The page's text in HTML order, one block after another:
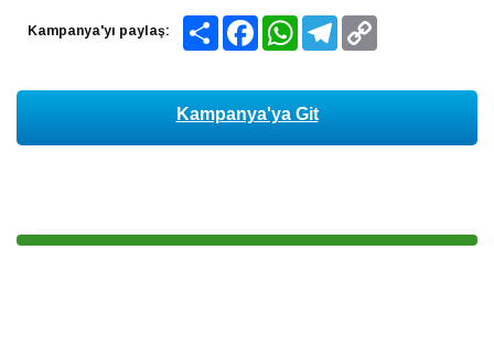
Kampanya'yı paylaş: Share FacebookWhatsAppTelegram
Kampanya'ya Git